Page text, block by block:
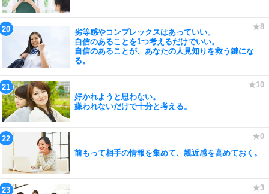
劣等感やコンプレックスはあっていい。
自信のあることを1つ考えるだけでいい。
自信のあることが、あなたの人見知りを救う鍵にな
る。
好かれようと思わない。
嫌われないだけで十分と考える。
前もって相手の情報を集めて、親近感を高めておく。